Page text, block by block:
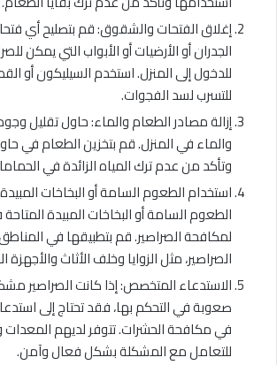
إغلاق الفتحات والشقوق: قم بتصليح أي
الجدران أو الأرضيات أو الأبواب التي يمكن
للدخول إلى المنزل. استخدم السيليكون أو
للتسرب لسد الفجوات.
إزالة مصادر الطعام والماء: حاول تقليل
والماء في المنزل. قم بتخزين الطعام في
وتأكد من عدم ترك المياه الزائدة في
استخدام الطعوم السامة أو البخاخات
الطعوم السامة أو البخاخات المبيدة
لمكافحة الصراصير. قم بتطبيقها في المناطق
الصراصير، مثل الزوايا وخلف الأثاث والأجهزة
الاستدعاء المتخصص: إذا كانت الصراصير
صعوبة في التحكم بها، فقد تحتاج إلى
في مكافحة الحشرات. تتوفر لديهم المعدات
للتعامل مع المشكلة بشكل فعال وآمن.